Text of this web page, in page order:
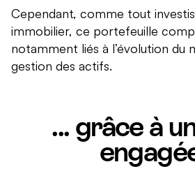
Cependant, comme tout
immobilier, ce portefeuille
notamment liés à l’évolution du
gestion des actifs.
... grâce à